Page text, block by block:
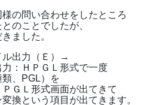
の問い合わせをしたところ
のことでしたが、
ました。
出力（Ｅ）→
：ＨＰＧＬ形式で一度
、PGL）を
ＧＬ形式画面が出てきて
換という項目が出てきます。